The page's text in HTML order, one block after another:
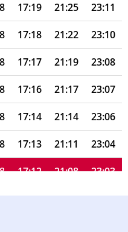
17:19 21:25 23:11
17:18 21:22 23:10
17:17 21:19 23:08
17:16 21:17 23:07
17:14 21:14 23:06
17:13 21:11 23:04
17:12 21:08 23:03
17:10 21:05 23:01